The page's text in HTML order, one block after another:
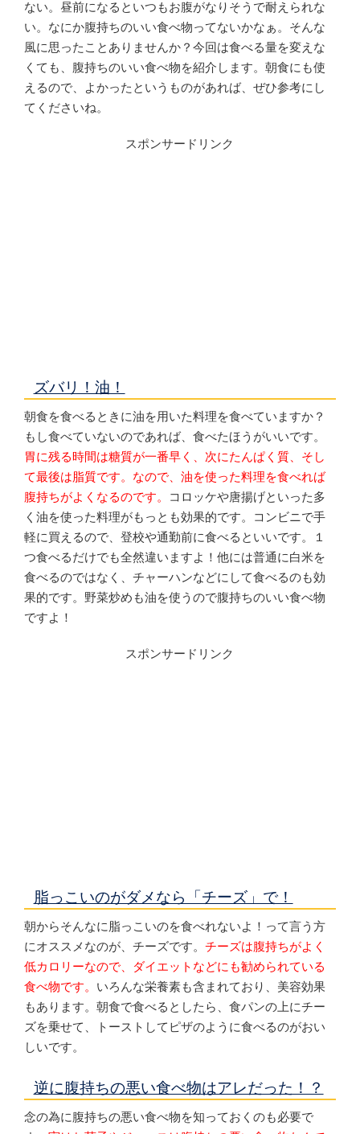
ない。昼前になるといつもお腹がなりそうで耐えられな
い。なにか腹持ちのいい食べ物ってないかなぁ。そんな
風に思ったことありませんか？今回は食べる量を変えな
くても、腹持ちのいい食べ物を紹介します。朝食にも使
えるので、よかったというものがあれば、ぜひ参考にし
てくださいね。
スポンサードリンク
ズバリ！油！
朝食を食べるときに油を用いた料理を食べていますか？
もし食べていないのであれば、食べたほうがいいです。
胃に残る時間は糖質が一番早く、次にたんぱく質、そし
て最後は脂質です。なので、油を使った料理を食べれば
腹持ちがよくなるのです。
コロッケや唐揚げといった多
く油を使った料理がもっとも効果的です。コンビニで手
軽に買えるので、登校や通勤前に食べるといいです。１
つ食べるだけでも全然違いますよ！他には普通に白米を
食べるのではなく、チャーハンなどにして食べるのも効
果的です。野菜炒めも油を使うので腹持ちのいい食べ物
ですよ！
スポンサードリンク
脂っこいのがダメなら「チーズ」で！
朝からそんなに脂っこいのを食べれないよ！って言う方
にオススメなのが、チーズです。 チーズは腹持ちがよく
低カロリーなので、ダイエットなどにも勧められている
食べ物です。 いろんな栄養素も含まれており、美容効果
もあります。朝食で食べるとしたら、食パンの上にチー
ズを乗せて、トーストしてピザのように食べるのがおい
しいです。
逆に腹持ちの悪い食べ物はアレだった！？
念の為に腹持ちの悪い食べ物を知っておくのも必要で